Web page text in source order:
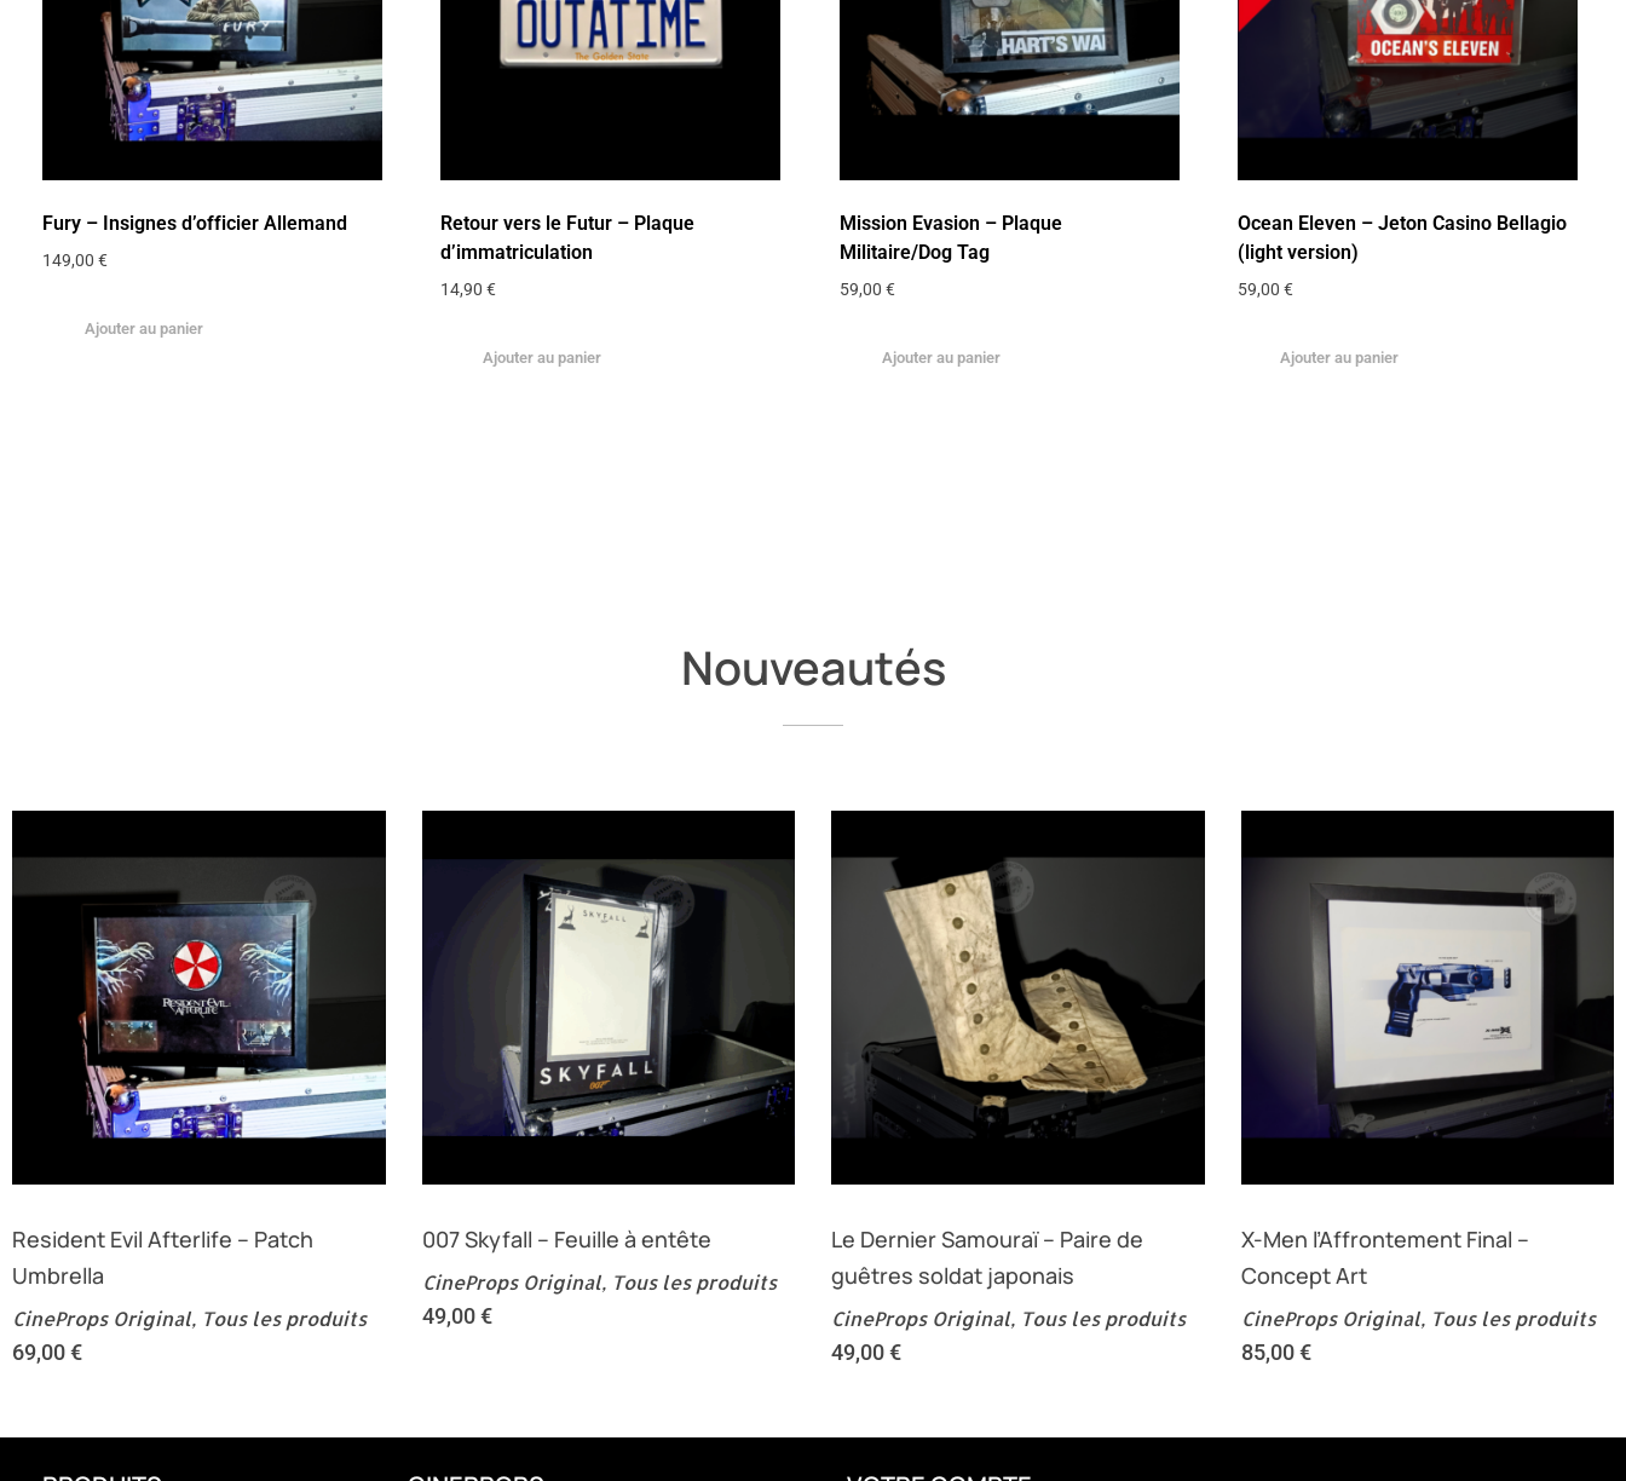
Fury – Insignes d’officier Allemand
149,00 €
Ajouter au panier
Retour vers le Futur – Plaque
d’immatriculation
14,90€
Ajouter au panier
Mission Evasion – Plaque
Militaire/Dog Tag
59,00 €
Ajouter au panier
Ocean Eleven – Jeton Casino Bellagio
(light version)
59,00 €
Ajouter au panier
Nouveautés
Resident Evil Afterlife – Patch
Umbrella
CineProps Original, Tous les produits
69,00€
007 Skyfall – Feuille à entête
CineProps Original, Tous les produits
49,00€
Le Dernier Samouraï – Paire de
guêtres soldat japonais
CineProps Original, Tous les produits
49,00€
X-Men l’Affrontement Final –
Concept Art
CineProps Original, Tous les produits
85,00€